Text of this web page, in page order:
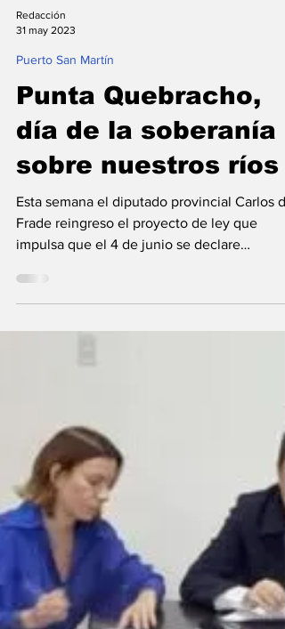
31 may 2023
Puerto San Martín
Punta Quebracho,
día de la soberanía
sobre nuestros ríos
Esta semana el diputado provincial Carlos
Frade reingreso el proyecto de ley que
impulsa que el 4 de junio se declare